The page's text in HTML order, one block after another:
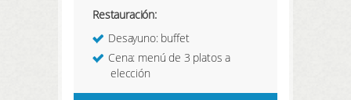
Restauración:
Desayuno: buffet
Cena: menú de 3 platos a
elección